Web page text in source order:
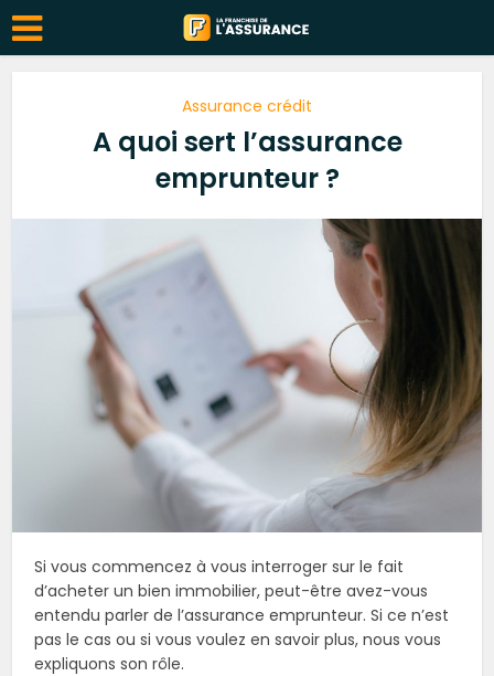
Assurance crédit
A quoi sert l’assurance
emprunteur ?
Si vous commencez à vous interroger sur le fait
d’acheter un bien immobilier, peut-être avez-vous
entendu parler de l’assurance emprunteur. Si ce n’est
pas le cas ou si vous voulez en savoir plus, nous vous
expliquons son rôle.